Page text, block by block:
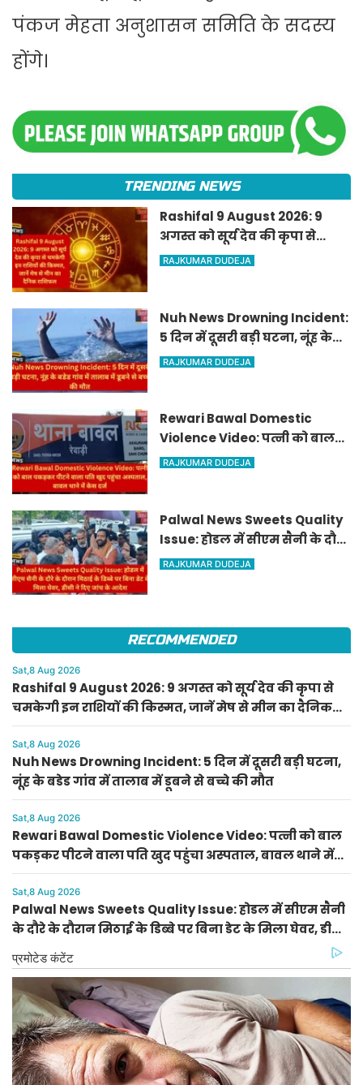
पंकज मेहता अनुशासन समिति के सदस्य
होंगे।
TRENDING NEWS
Rashifal 9 August 2026: 9
अगस्त को सूर्य देव की कृपा से
चमकेगी इन राशियों की किस्मत,
RAJKUMAR DUDEJA
Nuh News Drowning Incident:
5 दिन में दूसरी बड़ी घटना, नूंह के
बडेड गांव में तालाब में डूबने से बच्चे
RAJKUMAR DUDEJA
Rewari Bawal Domestic
Violence Video: पत्नी को बाल
पकड़कर पीटने वाला पति खुद
RAJKUMAR DUDEJA
Palwal News Sweets Quality
Issue: होडल में सीएम सैनी के दौरे
के दौरान मिठाई के डिब्बे पर बिना
RAJKUMAR DUDEJA
RECOMMENDED
Sat,8 Aug 2026
Rashifal 9 August 2026: 9 अगस्त को सूर्य देव की कृपा से
चमकेगी इन राशियों की किस्मत, जानें मेष से मीन का दैनिक
राशिफल
Sat,8 Aug 2026
Nuh News Drowning Incident: 5 दिन में दूसरी बड़ी घटना,
नूंह के बडेड गांव में तालाब में डूबने से बच्चे की मौत
Sat,8 Aug 2026
Rewari Bawal Domestic Violence Video: पत्नी को बाल
पकड़कर पीटने वाला पति खुद पहुंचा अस्पताल, बावल थाने में
केस दर्ज
Sat,8 Aug 2026
Palwal News Sweets Quality Issue: होडल में सीएम सैनी
के दौरे के दौरान मिठाई के डिब्बे पर बिना डेट के मिला घेवर, डीसी
ने दिए जांच के आदेश